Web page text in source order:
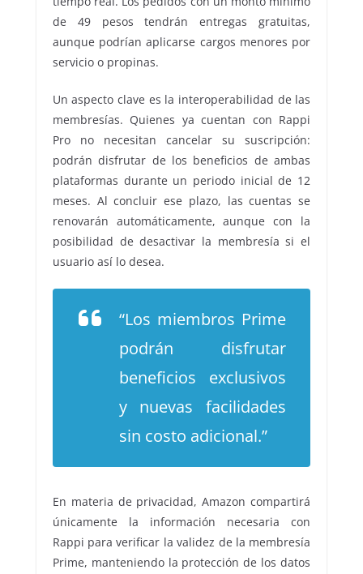
de 49 pesos tendrán entregas gratuitas,
aunque podrían aplicarse cargos menores por
servicio o propinas.
Un aspecto clave es la interoperabilidad de las
membresías. Quienes ya cuentan con Rappi
Pro no necesitan cancelar su suscripción:
podrán disfrutar de los beneficios de ambas
plataformas durante un periodo inicial de 12
meses. Al concluir ese plazo, las cuentas se
renovarán automáticamente, aunque con la
posibilidad de desactivar la membresía si el
usuario así lo desea.
“Los miembros Prime
podrán disfrutar
beneficios exclusivos
y nuevas facilidades
sin costo adicional.”
En materia de privacidad, Amazon compartirá
únicamente la información necesaria con
Rappi para verificar la validez de la membresía
Prime, manteniendo la protección de los datos